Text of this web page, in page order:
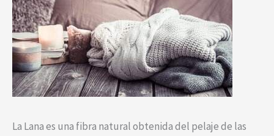
La Lana es una fibra natural obtenida del pelaje de las